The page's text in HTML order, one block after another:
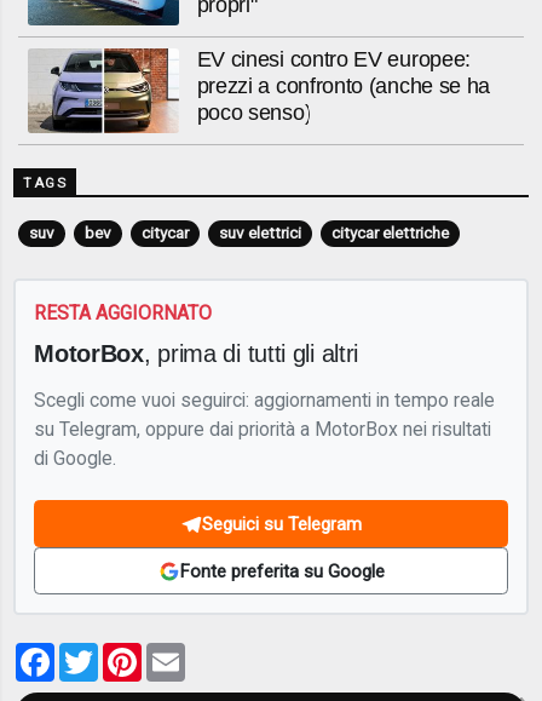
EV cinesi contro EV europee:
prezzi a confronto (anche se ha
poco senso)
TAGS
suv bev citycar suv elettrici citycar elettriche
RESTA AGGIORNATO
MotorBox, prima di tutti gli altri
Scegli come vuoi seguirci: aggiornamenti in tempo reale
su Telegram, oppure dai priorità a MotorBox nei risultati
di Google.
Seguici su Telegram
Fonte preferita su Google
Facebook
TwitterPinterest